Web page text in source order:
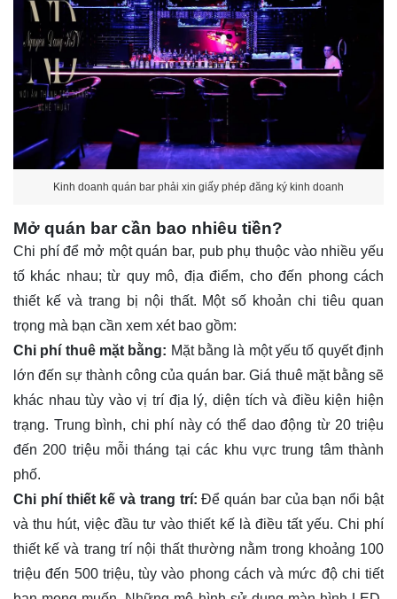
Kinh doanh quán bar phải xin giấy phép đăng ký kinh doanh
Mở quán bar cần bao nhiêu tiền?
Chi phí để mở một quán bar, pub phụ thuộc vào nhiều yếu
tố khác nhau; từ quy mô, địa điểm, cho đến phong cách
thiết kế và trang bị nội thất. Một số khoản chi tiêu quan
trọng mà bạn cần xem xét bao gồm:
Chi phí thuê mặt bằng: Mặt bằng là một yếu tố quyết định
lớn đến sự thành công của quán bar. Giá thuê mặt bằng sẽ
khác nhau tùy vào vị trí địa lý, diện tích và điều kiện hiện
trạng. Trung bình, chi phí này có thể dao động từ 20 triệu
đến 200 triệu mỗi tháng tại các khu vực trung tâm thành
phố.
Chi phí thiết kế và trang trí:Để quán bar của bạn nổi bật
và thu hút, việc đầu tư vào thiết kế là điều tất yếu. Chi phí
thiết kế và trang trí nội thất thường nằm trong khoảng 100
triệu đến 500 triệu, tùy vào phong cách và mức độ chi tiết